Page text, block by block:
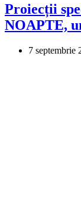
Proiecții
NOAPTE,
7 septembrie